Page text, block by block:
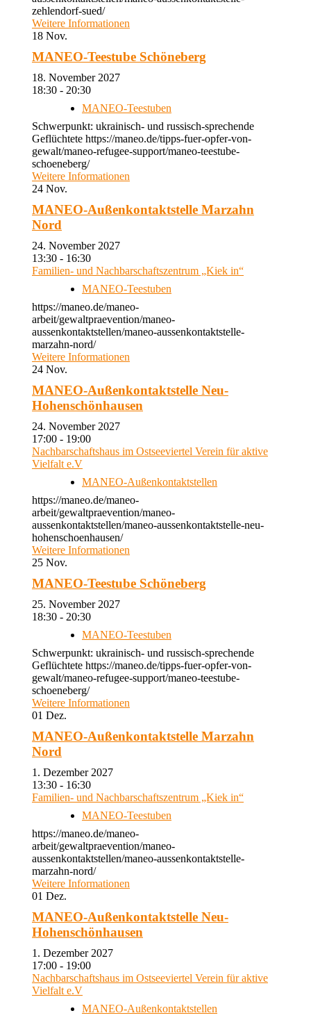
zehlendorf-sued/
Weitere Informationen
18 Nov.
MANEO-Teestube Schöneberg
18. November 2027
18:30 - 20:30
MANEO-Teestuben
Schwerpunkt: ukrainisch- und russisch-sprechende
Geflüchtete https://maneo.de/tipps-fuer-opfer-von-
gewalt/maneo-refugee-support/maneo-teestube-
schoeneberg/
Weitere Informationen
24 Nov.
MANEO-Außenkontaktstelle Marzahn
Nord
24. November 2027
13:30 - 16:30
Familien- und Nachbarschaftszentrum „Kiek in“
MANEO-Teestuben
https://maneo.de/maneo-
arbeit/gewaltpraevention/maneo-
aussenkontaktstellen/maneo-aussenkontaktstelle-
marzahn-nord/
Weitere Informationen
24 Nov.
MANEO-Außenkontaktstelle Neu-
Hohenschönhausen
24. November 2027
17:00 - 19:00
Nachbarschaftshaus im Ostseeviertel Verein für aktive
Vielfalt e.V
MANEO-Außenkontaktstellen
https://maneo.de/maneo-
arbeit/gewaltpraevention/maneo-
aussenkontaktstellen/maneo-aussenkontaktstelle-neu-
hohenschoenhausen/
Weitere Informationen
25 Nov.
MANEO-Teestube Schöneberg
25. November 2027
18:30 - 20:30
MANEO-Teestuben
Schwerpunkt: ukrainisch- und russisch-sprechende
Geflüchtete https://maneo.de/tipps-fuer-opfer-von-
gewalt/maneo-refugee-support/maneo-teestube-
schoeneberg/
Weitere Informationen
01 Dez.
MANEO-Außenkontaktstelle Marzahn
Nord
1. Dezember 2027
13:30 - 16:30
Familien- und Nachbarschaftszentrum „Kiek in“
MANEO-Teestuben
https://maneo.de/maneo-
arbeit/gewaltpraevention/maneo-
aussenkontaktstellen/maneo-aussenkontaktstelle-
marzahn-nord/
Weitere Informationen
01 Dez.
MANEO-Außenkontaktstelle Neu-
Hohenschönhausen
1. Dezember 2027
17:00 - 19:00
Nachbarschaftshaus im Ostseeviertel Verein für aktive
Vielfalt e.V
MANEO-Außenkontaktstellen